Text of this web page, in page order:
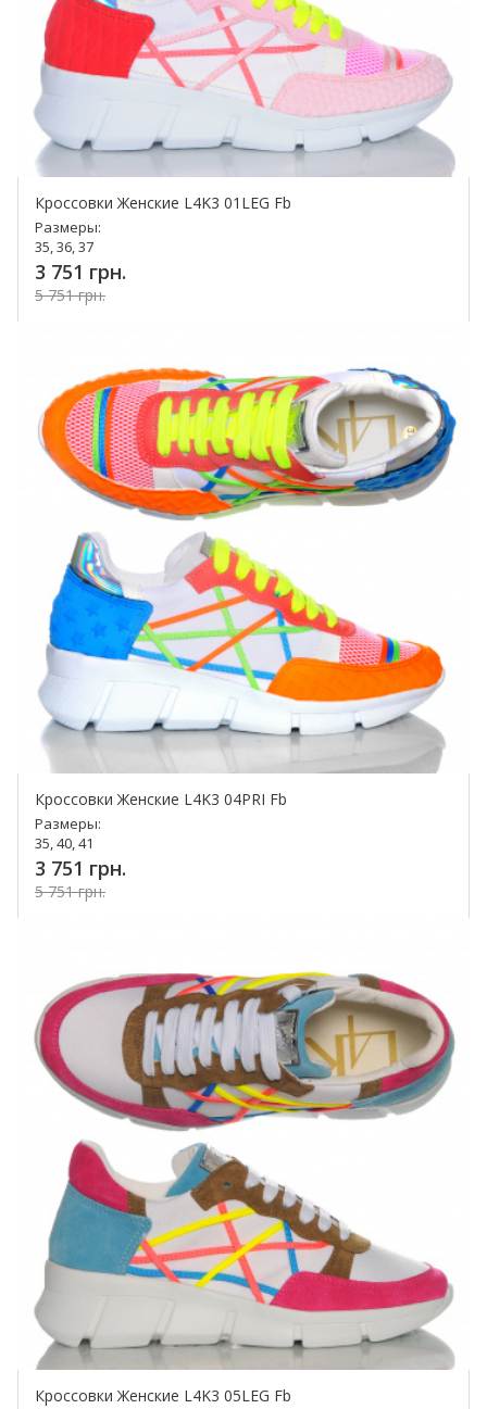
Кроссовки Женские L4K3 01LEG Fb
Размеры:
35, 36, 37
3 751 грн.
5 751 грн.
Кроссовки Женские L4K3 04PRI Fb
Размеры:
35, 40, 41
3 751 грн.
5 751 грн.
Кроссовки Женские L4K3 05LEG Fb